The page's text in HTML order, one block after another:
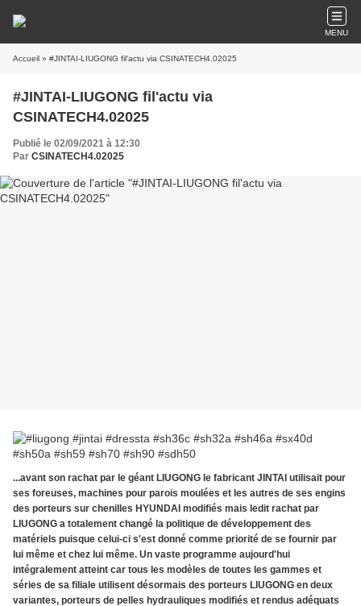
MENU
Accueil » #JINTAI-LIUGONG fil'actu via CSINATECH4.02025
#JINTAI-LIUGONG fil'actu via
CSINATECH4.02025
Publié le 02/09/2021 à 12:30
Par CSINATECH4.02025
...avant son rachat par le géant LIUGONG le fabricant JINTAI utilisait pour
ses foreuses, machines pour parois moulées et les autres de ses engins
des porteurs sur chenilles HYUNDAI modifiés mais ledit rachat par
LIUGONG a totalement changé la politique de développement des
matériels puisque celui-ci s'est donné comme priorité de se fournir par
lui même et chez lui même. Un vaste programme aujourd'hui
intégralement atteint car tous les modèles de toutes les gammes et
séries de sa filiale utilisent désormais des porteurs LIUGONG en deux
variantes, porteurs de pelles hydrauliques modifiés et rendus adéquats